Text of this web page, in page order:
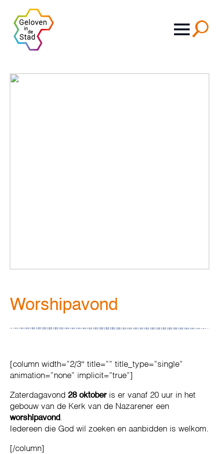
Worshipavond
[column width=”2/3″ title=”” title_type=”single”
animation=”none” implicit=”true”]
Zaterdagavond 28 oktoberis er vanaf 20 uur in het
gebouw van de Kerk van de Nazarener een
worshipavond.
Iedereen die God wil zoeken en aanbidden is welkom.
[/column]